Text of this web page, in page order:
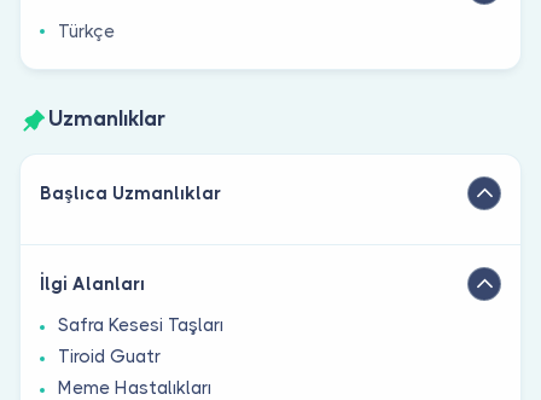
Türkçe
Uzmanlıklar
Başlıca Uzmanlıklar
İlgi Alanları
Safra Kesesi Taşları
Tiroid Guatr
Meme Hastalıkları